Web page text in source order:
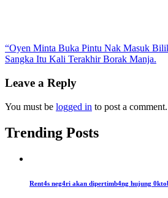
Post
navigation
“Oyen Minta Buka Pintu Nak Masuk
Sangka Itu Kali Terakhir Borak Manja.
Leave a Reply
You must be logged in to post a comment.
Trending Posts
Rent4s neg4ri akan dipertimb4ng hujung